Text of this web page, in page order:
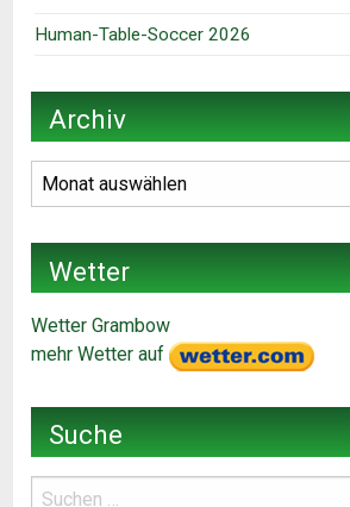
Human-Table-Soccer 2026
Archiv
Archiv
Wetter
Wetter Grambow
mehr Wetter auf
Suche